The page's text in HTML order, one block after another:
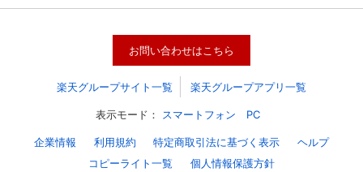
お問い合わせはこちら
楽天グループサイト一覧 楽天グループアプリ一覧
表示モード： スマートフォン PC
企業情報 利用規約 特定商取引法に基づく表示
ヘルプ
コピーライト一覧
個人情報保護方針